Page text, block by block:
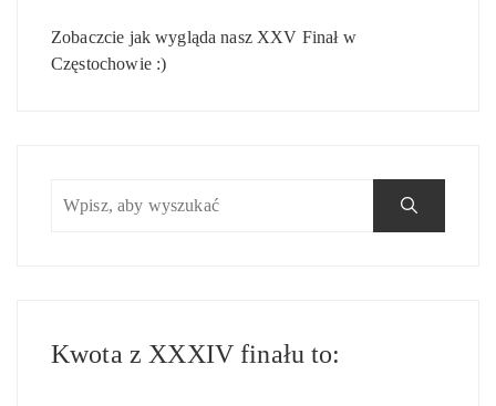
wpisu
Zobaczcie jak wygląda nasz XXV Finał w
Częstochowie :)
Kwota z XXXIV finału to: